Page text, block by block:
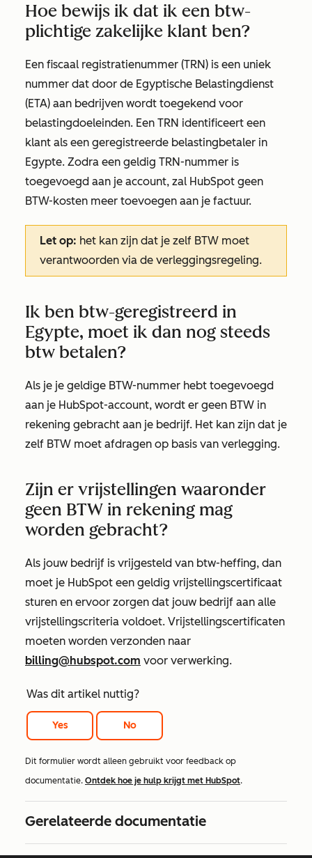
Hoe bewijs ik dat ik een btw-
plichtige zakelijke klant ben?
Een fiscaal registratienummer (TRN) is een uniek
nummer dat door de Egyptische Belastingdienst
(ETA) aan bedrijven wordt toegekend voor
belastingdoeleinden. Een TRN identificeert een
klant als een geregistreerde belastingbetaler in
Egypte. Zodra een geldig TRN-nummer is
toegevoegd aan je account, zal HubSpot geen
BTW-kosten meer toevoegen aan je factuur.
Let op: het kan zijn dat je zelf BTW moet
verantwoorden via de verleggingsregeling.
Ik ben btw-geregistreerd in
Egypte, moet ik dan nog steeds
btw betalen?
Als je je geldige BTW-nummer hebt toegevoegd
aan je HubSpot-account, wordt er geen BTW in
rekening gebracht aan je bedrijf. Het kan zijn dat je
zelf BTW moet afdragen op basis van verlegging.
Zijn er vrijstellingen waaronder
geen BTW in rekening mag
worden gebracht?
Als jouw bedrijf is vrijgesteld van btw-heffing, dan
moet je HubSpot een geldig vrijstellingscertificaat
sturen en ervoor zorgen dat jouw bedrijf aan alle
vrijstellingscriteria voldoet. Vrijstellingscertificaten
moeten worden verzonden naar
billing@hubspot.com voor verwerking.
Was dit artikel nuttig?
Yes No
Dit formulier wordt alleen gebruikt voor feedback op
documentatie. Ontdek hoe je hulp krijgt met HubSpot.
Gerelateerde documentatie